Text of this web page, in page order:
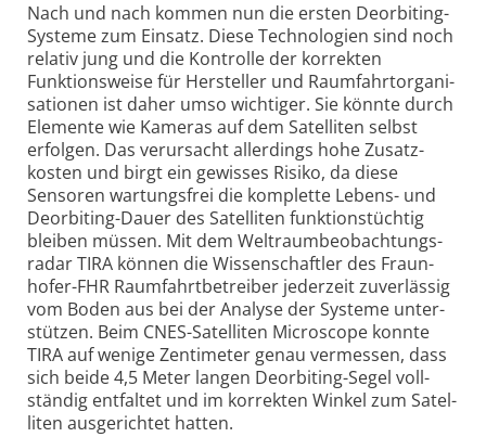
Nach und nach kommen nun die ersten Deorbiting-
Systeme zum Ein­satz. Diese Techno­logien sind noch
relativ jung und die Kontrolle der korrekten
Funktions­weise für Her­steller und Raum­fahrt­orga­ni­
sa­tionen ist daher umso wichtiger. Sie könnte durch
Elemente wie Kameras auf dem Satel­liten selbst
erfolgen. Das ver­ursacht aller­dings hohe Zusatz­
kosten und birgt ein gewisses Risiko, da diese
Sensoren wartungs­frei die komplette Lebens- und
Deorbiting-Dauer des Satel­liten funktions­tüchtig
bleiben müssen. Mit dem Welt­raum­beob­ach­tungs­
radar TIRA können die Wissen­schaftler des Fraun­
hofer-FHR Raum­fahrt­betreiber jeder­zeit zuver­lässig
vom Boden aus bei der Analyse der Systeme unter­
stützen. Beim CNES-Satel­liten Micro­scope konnte
TIRA auf wenige Zenti­meter genau ver­messen, dass
sich beide 4,5 Meter langen Deorbiting-Segel voll­
ständig ent­faltet und im korrekten Winkel zum Satel­
liten aus­ge­richtet hatten.